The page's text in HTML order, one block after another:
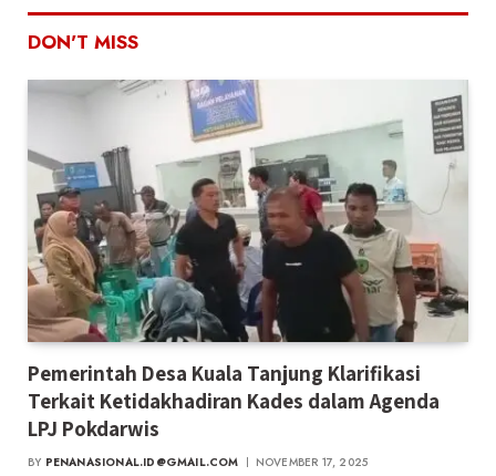
DON'T MISS
Pemerintah Desa Kuala Tanjung Klarifikasi
Terkait Ketidakhadiran Kades dalam Agenda
LPJ Pokdarwis
BY PENANASIONAL.ID@GMAIL.COM NOVEMBER 17, 2025